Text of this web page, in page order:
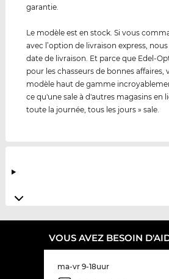
garantie.
Le modèle est en stock. Si vous
avec l’option de livraison express,
date de livraison. Et parce que Edel-
pour les chasseurs de bonnes affaires,
modèle haut de gamme
ce qu'une sale à d'autres magasins en
toute la journée, tous les jours » sale.
VOUS AVEZ BESOIN
ma-vr 9-18uur